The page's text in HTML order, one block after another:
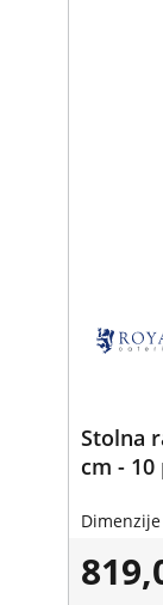
Stolna
cm - 10
Dimenzije